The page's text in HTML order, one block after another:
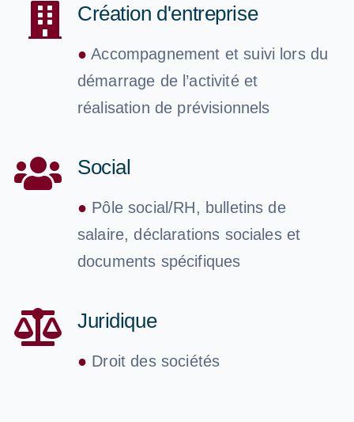
Création d'entreprise
● Accompagnement et suivi lors du
démarrage de l’activité et
réalisation de prévisionnels
Social
● Pôle social/RH, bulletins de
salaire, déclarations sociales et
documents spécifiques
Juridique
● Droit des sociétés